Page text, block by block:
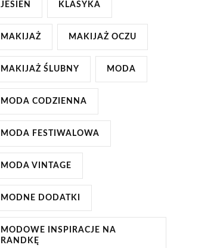
JESIEŃ KLASYKA
MAKIJAŻ MAKIJAŻ OCZU
MAKIJAŻ ŚLUBNY MODA
MODA CODZIENNA
MODA FESTIWALOWA
MODA VINTAGE
MODNE DODATKI
MODOWE INSPIRACJE NA
RANDKĘ